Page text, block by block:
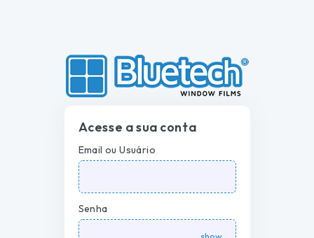
Acesse a sua conta
Email ou Usuário
Senha